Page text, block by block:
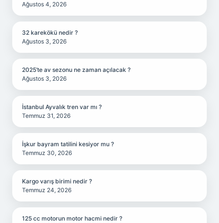
Ağustos 4, 2026
32 karekökü nedir ?
Ağustos 3, 2026
2025’te av sezonu ne zaman açılacak ?
Ağustos 3, 2026
İstanbul Ayvalık tren var mı ?
Temmuz 31, 2026
İşkur bayram tatilini kesiyor mu ?
Temmuz 30, 2026
Kargo varış birimi nedir ?
Temmuz 24, 2026
125 cc motorun motor hacmi nedir ?